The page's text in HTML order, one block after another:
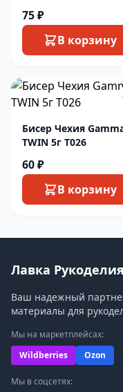
75 ₽
В корзину
Бисер Чехия
TWIN 5г T026
60 ₽
В корзину
Лавка Рукоделия
Ваш надежный
материалы для
Мы на маркетплейсах:
Wildberries
Ozon
Мы в соцсетях: